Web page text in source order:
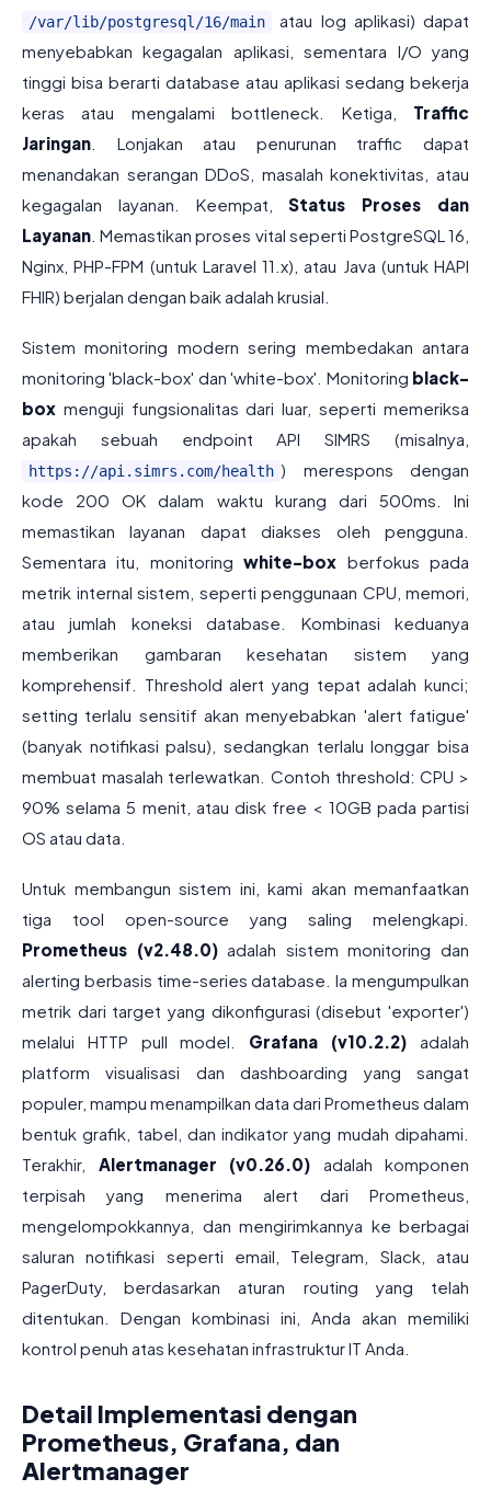
/var/lib/postgresql/16/main
atau log aplikasi) dapat
menyebabkan kegagalan aplikasi, sementara I/O yang
tinggi bisa berarti database atau aplikasi sedang bekerja
keras atau mengalami bottleneck. Ketiga, Traffic
Jaringan . Lonjakan atau penurunan traffic dapat
menandakan serangan DDoS, masalah konektivitas, atau
kegagalan layanan. Keempat,Status Proses dan
Layanan . Memastikan proses vital seperti PostgreSQL 16,
Nginx, PHP-FPM (untuk Laravel 11.x), atau Java (untuk HAPI
FHIR) berjalan dengan baik adalah krusial.
Sistem monitoring modern sering membedakan antara
monitoring 'black-box' dan 'white-box'. Monitoring black-
box menguji fungsionalitas dari luar, seperti memeriksa
apakah sebuah endpoint API SIMRS (misalnya,
https://api.simrs.com/health ) merespons dengan
kode 200 OK dalam waktu kurang dari 500ms. Ini
memastikan layanan dapat diakses oleh pengguna.
Sementara itu, monitoringwhite-box berfokus pada
metrik internal sistem, seperti penggunaan CPU, memori,
atau jumlah koneksi database. Kombinasi keduanya
memberikan gambaran kesehatan sistem yang
komprehensif. Threshold alert yang tepat adalah kunci;
setting terlalu sensitif akan menyebabkan 'alert fatigue'
(banyak notifikasi palsu), sedangkan terlalu longgar bisa
membuat masalah terlewatkan. Contoh threshold: CPU >
90% selama 5 menit, atau disk free < 10GB pada partisi
OS atau data.
Untuk membangun sistem ini, kami akan memanfaatkan
tiga tool open-source yang saling melengkapi.
Prometheus (v2.48.0)adalah sistem monitoring dan
alerting berbasis time-series database. Ia mengumpulkan
metrik dari target yang dikonfigurasi (disebut 'exporter')
melalui HTTP pull model. Grafana (v10.2.2) adalah
platform visualisasi dan dashboarding yang sangat
populer, mampu menampilkan data dari Prometheus dalam
bentuk grafik, tabel, dan indikator yang mudah dipahami.
Terakhir, Alertmanager (v0.26.0) adalah komponen
terpisah yang menerima alert dari Prometheus,
mengelompokkannya, dan mengirimkannya ke berbagai
saluran notifikasi seperti email, Telegram, Slack, atau
PagerDuty, berdasarkan aturan routing yang telah
ditentukan. Dengan kombinasi ini, Anda akan memiliki
kontrol penuh atas kesehatan infrastruktur IT Anda.
Detail Implementasi dengan
Prometheus, Grafana, dan
Alertmanager